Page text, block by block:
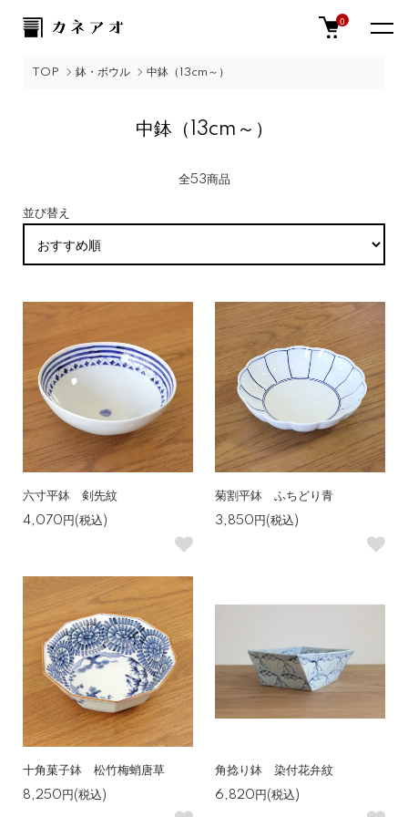
0
TOP 鉢・ボウル 中鉢（13cm～）
中鉢（13cm～）
全53商品
並び替え
六寸平鉢 剣先紋
4,070円(税込)
菊割平鉢 ふちどり青
3,850円(税込)
十角菓子鉢 松竹梅蛸唐草
8,250円(税込)
角捻り鉢 染付花弁紋
6,820円(税込)